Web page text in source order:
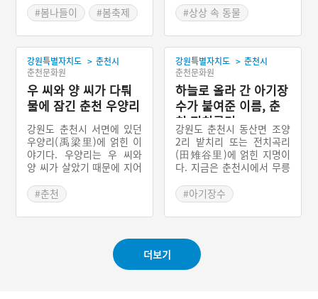
#봄나들이 #봄축제
오더니 퇴계의 가르침을 들
었다. 삼 년이 지난 후 강아
지는 사라지고, 초립동이가
와서 용왕의 아들이라면서
용궁으로 퇴계를 모셔갔다.
용궁에서 지푸라기를 선물
받아 나온 퇴계는 그것을 잘
라 먹었더니 고기였다. 마지
막 남은 지푸라기를 물에 던
져 공지어를 만들었다. 이때
부터 이 물을 공지천이라고
하며, 퇴계가 아이들을 가르
치던 곳을 퇴계통이라 한다.
#상상 속 동물
강원특별자치도 > 춘천시
춘천문화원
우 씨와 양 씨가 다퉈
물에 잠긴 춘천 우양리
강원도 춘천시 서면에 있던
우양리(禹梁里)에 얽힌 이
야기다. 우양리는 우 씨와
양 씨가 살았기 때문에 지어
을이 물속에 잠기고 신매리
의 작은 둔덕마을을 가리키
는 지명이 되었다. 이 마을
매일 다투었다. 어떤 일을
해도 우씨가 찬성하면 양씨
가 반대하고, 양씨가 찬성하
#춘천
강원특별자치도 > 춘천시
춘천문화원
하늘로 올라 간 아기장
수가 붙여준 이름, 춘
천 전치곡리
강원도 춘천시 동산면 조양
2리 밭치리 또는 전치곡리
(田雉谷里)에 얽힌 지명이
다. 지금은 춘천시에서 무릉
하면서 마을주민 거의가 이
전하고 몇 가구만 살면서 마
을을 유지하고 있다. 마을로
무를 당나무로 정하고 오색
천과 한지와 단지를 보관하
고 매년 제사를 올리고 있
#아기장수
더보기